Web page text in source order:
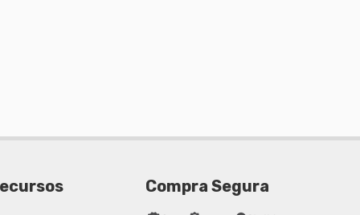
Compra Segura